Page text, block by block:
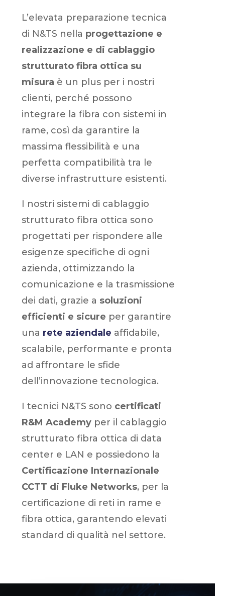
L’elevata preparazione tecnica
di N&TS nella progettazione e
realizzazione e di cablaggio
strutturato fibra ottica su
misura è un plus per i nostri
clienti, perché possono
integrare la fibra con sistemi in
rame, così da garantire la
massima flessibilità e una
perfetta compatibilità tra le
diverse infrastrutture esistenti.
I nostri sistemi di cablaggio
strutturato fibra ottica sono
progettati per rispondere alle
esigenze specifiche di ogni
azienda, ottimizzando la
comunicazione e la trasmissione
dei dati, grazie a soluzioni
efficienti e sicure per garantire
una rete aziendale affidabile,
scalabile, performante e pronta
ad affrontare le sfide
dell’innovazione tecnologica.
I tecnici N&TS sono certificati
R&M Academyper il cablaggio
strutturato fibra ottica di data
center e LAN e possiedono la
Certificazione Internazionale
CCTT di Fluke Networks, per la
certificazione di reti in rame e
fibra ottica, garantendo elevati
standard di qualità nel settore.